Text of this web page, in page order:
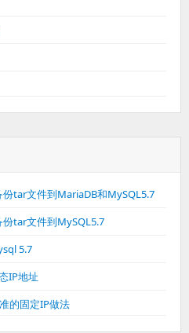
tar文件到MariaDB和MySQL5.7
tar文件到MySQL5.7
5.7
IP地址
的固定IP做法